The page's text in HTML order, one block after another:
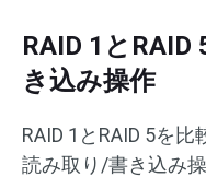
RAID 1と
き込み操作
RAID 1とRAID 5を
読み取り/書き込み